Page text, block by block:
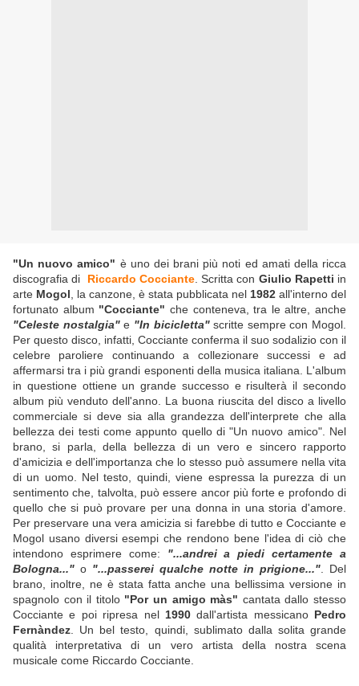
"Un nuovo amico" è uno dei brani più noti ed amati della ricca
discografia di
Riccardo Cocciante. Scritta con Giulio Rapetti in
arte Mogol , la canzone, è stata pubblicata nel 1982 all'interno del
fortunato album "Cocciante" che conteneva, tra le altre, anche
"Celeste nostalgia"e "In bicicletta"scritte sempre con Mogol.
Per questo disco, infatti, Cocciante conferma il suo sodalizio con il
celebre paroliere continuando a collezionare successi e ad
affermarsi tra i più grandi esponenti della musica italiana. L'album
in questione ottiene un grande successo e risulterà il secondo
album più venduto dell'anno. La buona riuscita del disco a livello
commerciale si deve sia alla grandezza dell'interprete che alla
bellezza dei testi come appunto quello di "Un nuovo amico". Nel
brano, si parla, della bellezza di un vero e sincero rapporto
d'amicizia e dell'importanza che lo stesso può assumere nella vita
di un uomo. Nel testo, quindi, viene espressa la purezza di un
sentimento che, talvolta, può essere ancor più forte e profondo di
quello che si può provare per una donna in una storia d'amore.
Per preservare una vera amicizia si farebbe di tutto e Cocciante e
Mogol usano diversi esempi che rendono bene l'idea di ciò che
intendono esprimere come: "...andrei a piedi certamente a
Bologna..." o "...passerei qualche notte in prigione..." . Del
brano, inoltre, ne è stata fatta anche una bellissima versione in
spagnolo con il titolo "Por un amigo màs" cantata dallo stesso
Cocciante e poi ripresa nel 1990dall'artista messicano Pedro
Fernàndez . Un bel testo, quindi, sublimato dalla solita grande
qualità interpretativa di un vero artista della nostra scena
musicale come Riccardo Cocciante.